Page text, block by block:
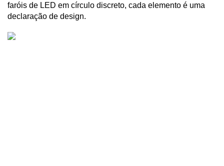
faróis de LED em círculo discreto, cada elemento é uma
declaração de design.